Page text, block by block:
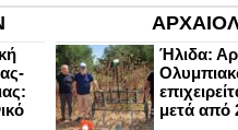
Ήλιδα:
μετά από